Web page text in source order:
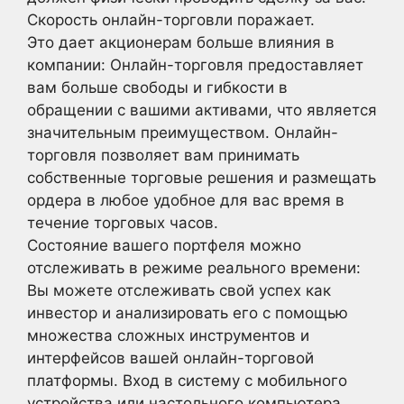
Скорость онлайн-торговли поражает.
Это дает акционерам больше влияния в
компании: Онлайн-торговля предоставляет
вам больше свободы и гибкости в
обращении с вашими активами, что является
значительным преимуществом. Онлайн-
торговля позволяет вам принимать
собственные торговые решения и размещать
ордера в любое удобное для вас время в
течение торговых часов.
Состояние вашего портфеля можно
отслеживать в режиме реального времени:
Вы можете отслеживать свой успех как
инвестор и анализировать его с помощью
множества сложных инструментов и
интерфейсов вашей онлайн-торговой
платформы. Вход в систему с мобильного